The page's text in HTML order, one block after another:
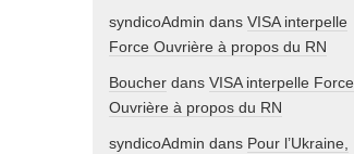
syndicoAdmin dans VISA interpelle
Force Ouvrière à propos du RN
Boucher dans VISA interpelle Force
Ouvrière à propos du RN
syndicoAdmin dans Pour l’Ukraine,